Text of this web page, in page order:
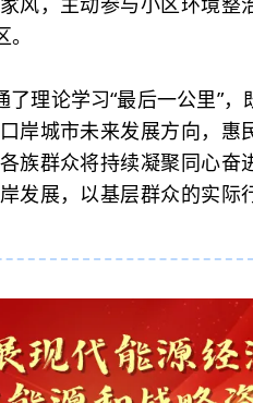
理论学习“最后一公里”
岸城市未来发展方向，惠
族群众将持续凝聚同心奋
发展，以基层群众的实际